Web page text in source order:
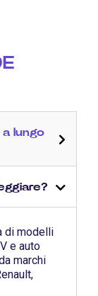
lungo
di modelli
e auto
marchi